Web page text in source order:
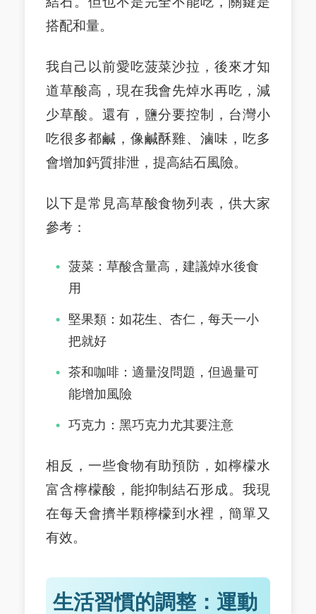
搭配和量。
我自己以前愛吃菠菜沙拉，後來才知
道草酸高，現在我會先焯水再吃，減
少草酸。還有，鹽分要控制，台灣小
吃很多都鹹，像鹹酥雞、滷味，吃多
會增加鈣質排泄，提高結石風險。
以下是常見高草酸食物列表，供大家
參考：
菠菜：草酸含量高，建議焯水後食
用
堅果類：如花生、杏仁，每天一小
把就好
茶和咖啡：適量沒問題，但過量可
能增加風險
巧克力：黑巧克力尤其要注意
相反，一些食物有助預防，如檸檬水
富含檸檬酸，能抑制結石形成。我現
在每天會擠半顆檸檬到水裡，簡單又
有效。
生活習慣的調整：運動